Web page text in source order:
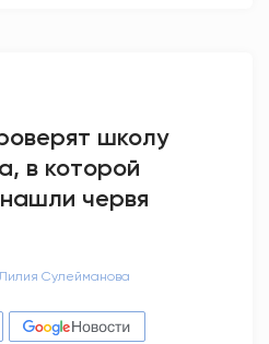
школу
в которой
червя
Сулейманова